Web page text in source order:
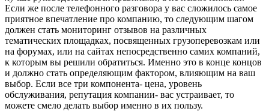
Если же после телефонного разговора у вас сложилось самое
приятное впечатление про компанию, то следующим шагом
должен стать мониторинг отзывов на различных
тематических площадках, посвященных грузоперевозкам или
на форумах, или на сайтах непосредственно самих компаний,
к которым вы решили обратиться. Именно это в конце концов
и должно стать определяющим фактором, влияющим на ваш
выбор. Если все три компонента- цена, уровень
обслуживания, репутация компании- вас устраивает, то
можете смело делать выбор именно в их пользу.